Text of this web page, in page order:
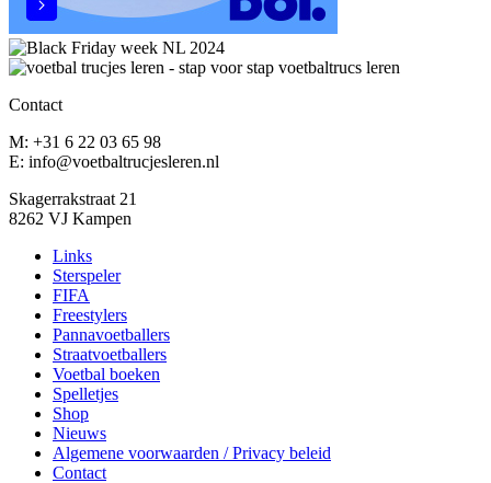
Contact
M: +31 6 22 03 65 98
E: info@voetbaltrucjesleren.nl
Skagerrakstraat 21
8262 VJ Kampen
Links
Sterspeler
FIFA
Freestylers
Pannavoetballers
Straatvoetballers
Voetbal boeken
Spelletjes
Shop
Nieuws
Algemene voorwaarden / Privacy beleid
Contact